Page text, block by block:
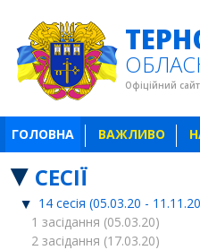
Офіційний
ГОЛОВНА ВАЖЛИВО
СЕСІЇ
14 сесія (05.03.20 -
1 засідання (05.03.20)
2 засідання (17.03.20)